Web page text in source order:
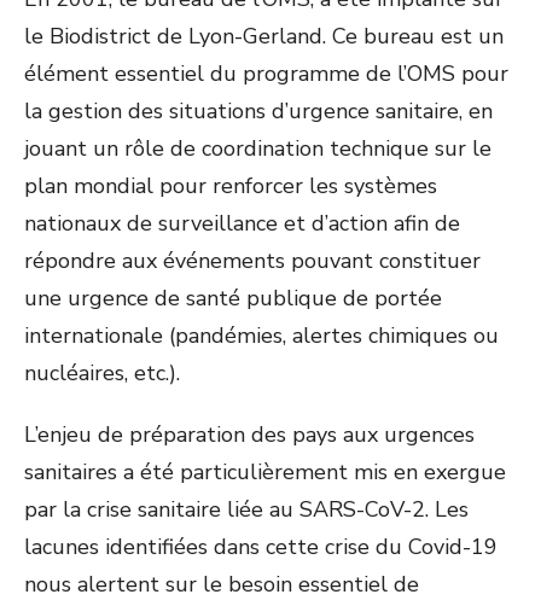
le Biodistrict de Lyon-Gerland. Ce bureau est un
élément essentiel du programme de l’OMS pour
la gestion des situations d’urgence sanitaire, en
jouant un rôle de coordination technique sur le
plan mondial pour renforcer les systèmes
nationaux de surveillance et d’action afin de
répondre aux événements pouvant constituer
une urgence de santé publique de portée
internationale (pandémies, alertes chimiques ou
nucléaires, etc.).
L’enjeu de préparation des pays aux urgences
sanitaires a été particulièrement mis en exergue
par la crise sanitaire liée au SARS-CoV-2. Les
lacunes identifiées dans cette crise du Covid-19
nous alertent sur le besoin essentiel de